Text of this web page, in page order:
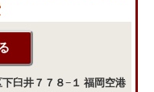
臼井７７８−１ 福岡空港